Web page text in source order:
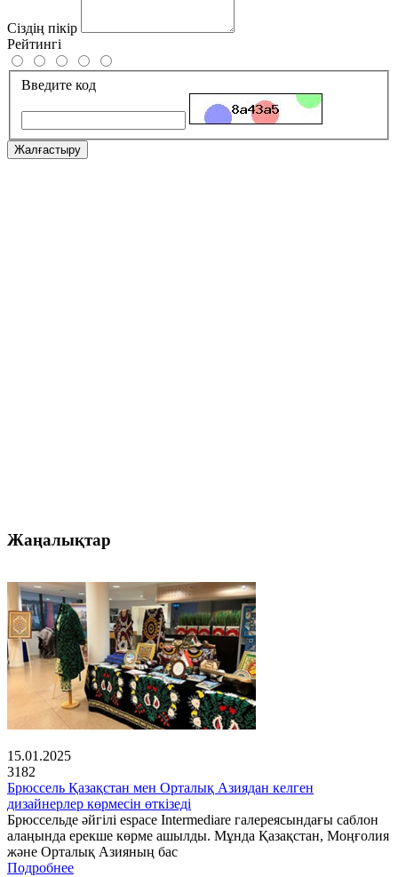
Сіздің пікір
Рейтингі
Введите код
Жалғастыру
Жаңалықтар
15.01.2025
3182
Брюссель Қазақстан мен Орталық Азиядан келген
дизайнерлер көрмесін өткізеді
Брюссельде әйгілі espace Intermediare галереясындағы саблон
алаңында ерекше көрме ашылды. Мұнда Қазақстан, Моңғолия
және Орталық Азияның бас
Подробнее